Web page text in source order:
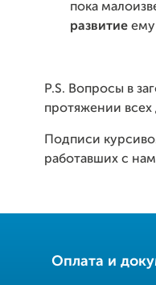
пока
развитие
P.S. Вопросы в
протяжении
Подписи
работавших с
Оплата и